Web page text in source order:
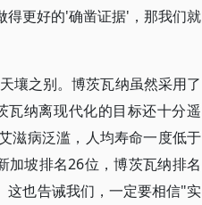
得更好的'确凿证据'，那我们就
壤之别。博茨瓦纳虽然采用了
瓦纳离现代化的目标还十分遥
滋病泛滥，人均寿命一度低于
加坡排名26位，博茨瓦纳排名
这也告诫我们，一定要相信"实